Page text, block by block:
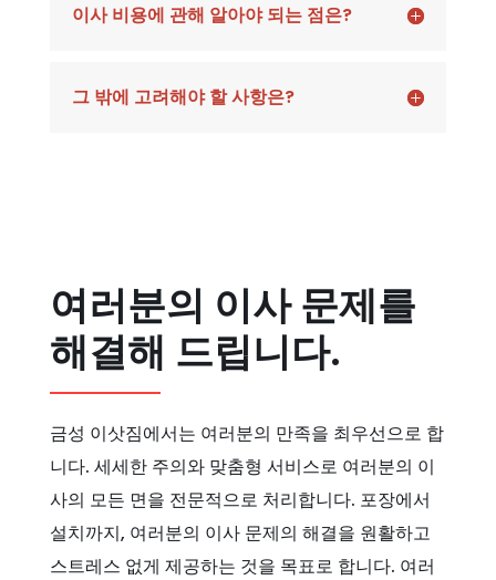
이사 비용에 관해 알아야 되는 점은?
그 밖에 고려해야 할 사항은?
여러분의 이사 문제를
해결해 드립니다.
금성 이삿짐에서는 여러분의 만족을 최우선으로 합
니다. 세세한 주의와 맞춤형 서비스로 여러분의 이
사의 모든 면을 전문적으로 처리합니다. 포장에서
설치까지, 여러분의 이사 문제의 해결을 원활하고
스트레스 없게 제공하는 것을 목표로 합니다. 여러